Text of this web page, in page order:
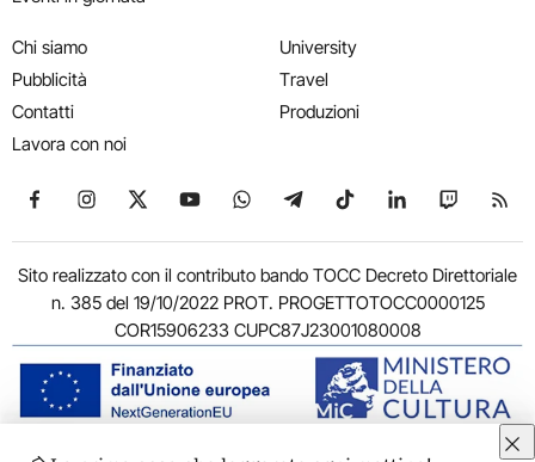
Chi siamo
Pubblicità
Contatti
Lavora con noi
University
Travel
Produzioni
Seguici su Facebook
Seguici su Instagram
Seguici su X
Seguici su YouTube
Seguici su WhatsApp
Seguici su Telegram
Seguici su TikTok
Seguici su
Seguici
Sito realizzato con il contributo bando TOCC Decreto Direttoriale
n. 385 del 19/10/2022 PROT. PROGETTOTOCC0000125
COR15906233 CUPC87J23001080008